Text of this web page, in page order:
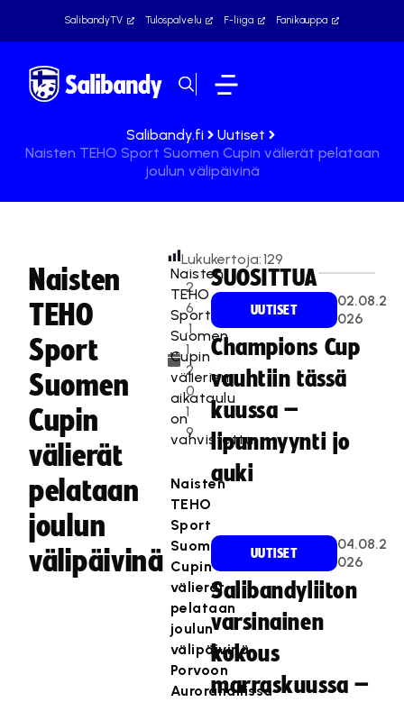
SalibandyTV Tulospalvelu F-liiga Fanikauppa
Salibandy.fi
Uutiset
Naisten TEHO Sport Suomen Cupin välierät pelataan
joulun välipäivinä
Naisten
TEHO
Sport
Suomen
Cupin
välierät
pelataan
joulun
välipäivinä
2
6
.1
1.
2
0
1
9
Lukukertoja:129
Naisten
TEHO
Sport
Suomen
Cupin
välierien
aikataulu
on
vahvistettu.
Naisten
TEHO
Sport
Suomen
Cupin
välierät
pelataan
joulun
välipäivinä
Porvoon
Aurorahallissa
SUOSITTUA
UUTISET
02.08.2
026
Champions Cup
vauhtiin tässä
kuussa –
lipunmyynti jo
auki
UUTISET
04.08.2
026
Salibandyliiton
varsinainen
kokous
marraskuussa –